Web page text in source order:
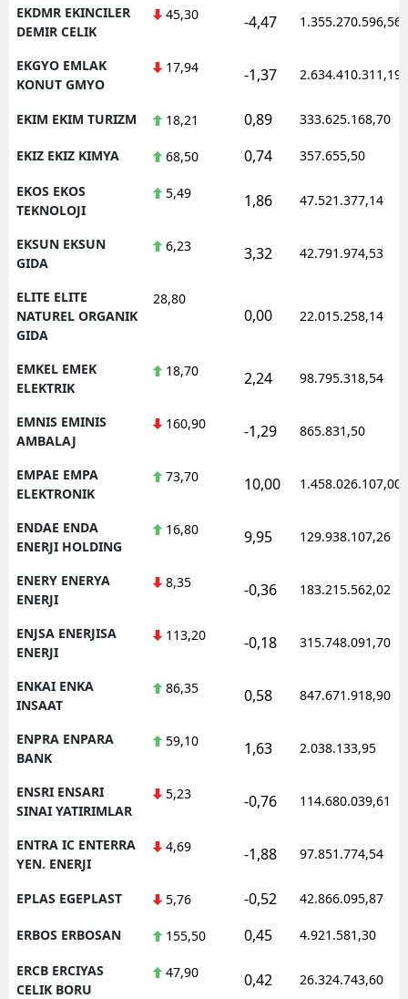
EKDMR EKINCILER
DEMIR CELIK
45,30 -4,47 1.355.270.596,56
EKGYO EMLAK
KONUT GMYO
17,94 -1,37 2.634.410.311,19
EKIM EKIM TURIZM 18,21 0,89 333.625.168,70
EKIZ EKIZ KIMYA 68,50 0,74 357.655,50
EKOS EKOS
TEKNOLOJI
5,49 1,86 47.521.377,14
EKSUN EKSUN
GIDA
6,23 3,32 42.791.974,53
ELITE ELITE
NATUREL ORGANIK
GIDA
28,80
0,00 22.015.258,14
EMKEL EMEK
ELEKTRIK
18,70 2,24 98.795.318,54
EMNIS EMINIS
AMBALAJ
160,90 -1,29 865.831,50
EMPAE EMPA
ELEKTRONIK
73,70 10,00 1.458.026.107,00
ENDAE ENDA
ENERJI HOLDING
16,80 9,95 129.938.107,26
ENERY ENERYA
ENERJI
8,35 -0,36 183.215.562,02
ENJSA ENERJISA
ENERJI
113,20 -0,18 315.748.091,70
ENKAI ENKA
INSAAT
86,35 0,58 847.671.918,90
ENPRA ENPARA
BANK
59,10 1,63 2.038.133,95
ENSRI ENSARI
SINAI YATIRIMLAR
5,23 -0,76 114.680.039,61
ENTRA IC ENTERRA
YEN. ENERJI
4,69 -1,88 97.851.774,54
EPLAS EGEPLAST 5,76 -0,52 42.866.095,87
ERBOS ERBOSAN 155,50 0,45 4.921.581,30
ERCB ERCIYAS
CELIK BORU
47,90 0,42 26.324.743,60